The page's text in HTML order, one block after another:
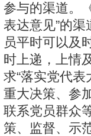
参与的渠道。
表达意见”的
员平时可以及
时上递，上情
求“落实党代
重大决策、参
联系党员群众
策、监督、示